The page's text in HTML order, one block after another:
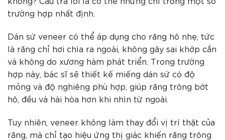
trường hợp nhất định.
Dán sứ veneer có thể áp dụng cho răng hô nhẹ, tức
là răng chỉ hơi chìa ra ngoài, không gây sai khớp cắn
và không do xương hàm phát triển. Trong trường
hợp này, bác sĩ sẽ thiết kế miếng dán sứ có độ
mỏng và độ nghiêng phù hợp, giúp răng trông bớt
hô, đều và hài hòa hơn khi nhìn từ ngoài.
Tuy nhiên, veneer không làm thay đổi vị trí thật của
răng, mà chỉ tạo hiệu ứng thị giác khiến răng trông